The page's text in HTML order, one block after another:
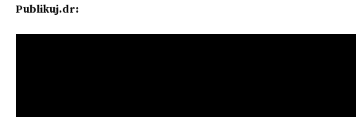
Publikuj.dr: